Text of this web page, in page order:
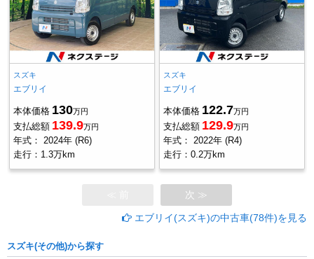
スズキ
エブリイ
本体価格 130万円
支払総額 139.9万円
年式：
2024年 (R6)
走行： 1.3万km
スズキ
エブリイ
本体価格 122.7万円
支払総額 129.9万円
年式：
2022年 (R4)
走行： 0.2万km
次 ≫
エブリイ(スズキ)の中古車(78件)を見る
スズキ(その他)から探す